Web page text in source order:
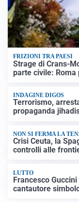
FRIZIONI TRA PAESI
Strage di Crans-
parte civile:
INDAGINE DIGOS
Terrorismo,
propaganda
NON SI FERMA LA
Crisi Ceuta, la
controlli alle
LUTTO
Francesco
cantautore